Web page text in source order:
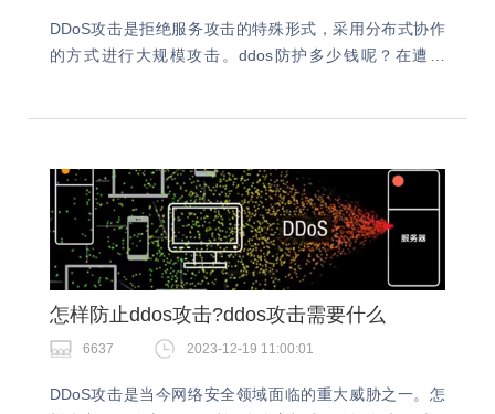
DDoS攻击是拒绝服务攻击的特殊形式，采用分布式协作
的方式进行大规模攻击。ddos防护多少钱呢？在遭受
怎样防止ddos攻击?ddos攻击需要什么
6637 2023-12-19 11:00:01
DDoS攻击是当今网络安全领域面临的重大威胁之一。怎